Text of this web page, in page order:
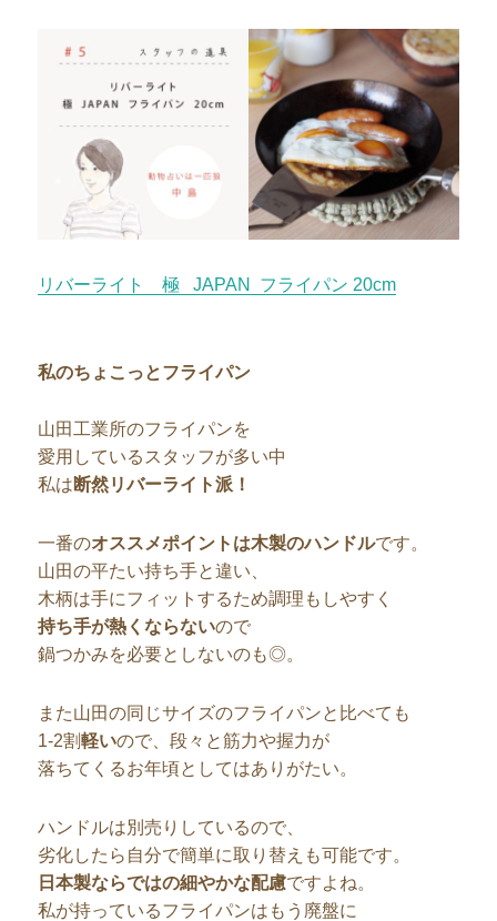
リバーライト 極 JAPAN フライパン 20cm
私のちょこっとフライパン
山田工業所のフライパンを
愛用しているスタッフが多い中
私は断然リバーライト派！
一番のオススメポイントは木製のハンドルです。
山田の平たい持ち手と違い、
木柄は手にフィットするため調理もしやすく
持ち手が熱くならないので
鍋つかみを必要としないのも◎。
また山田の同じサイズのフライパンと比べても
1-2割軽いので、段々と筋力や握力が
落ちてくるお年頃としてはありがたい。
ハンドルは別売りしているので、
劣化したら自分で簡単に取り替えも可能です。
日本製ならではの細やかな配慮ですよね。
私が持っているフライパンはもう廃盤に